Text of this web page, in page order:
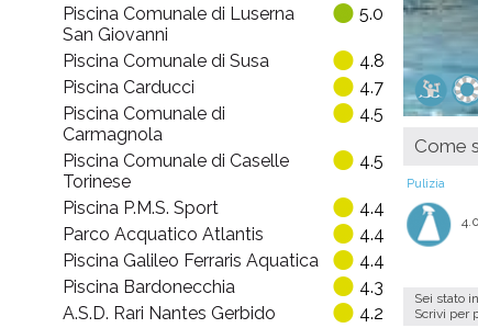
Come
Pulizia
Sei stato
Scrivi per
Piscina Comunale di Luserna
San Giovanni
5.0
Piscina Comunale di Susa
4.8
Piscina Carducci
4.7
Piscina Comunale di
Carmagnola
4.5
Piscina Comunale di Caselle
Torinese
4.5
Piscina P.M.S. Sport
4.4
Parco Acquatico Atlantis
4.4
Piscina Galileo Ferraris Aquatica
4.4
Piscina Bardonecchia
4.3
A.S.D. Rari Nantes Gerbido
4.2